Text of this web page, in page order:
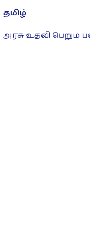
தமிழ்
அரசு உதவி பெறும்